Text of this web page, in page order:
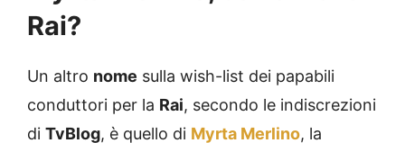
Rai?
Un altro
sulla wish-list dei papabili
conduttori per la Rai , secondo le indiscrezioni
di TvBlog , è quello di Myrta Merlino
, la